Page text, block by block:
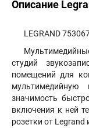
Описание
LEGRAND
студий
помещений для
значимость
включения к ней
розетки от Legrand